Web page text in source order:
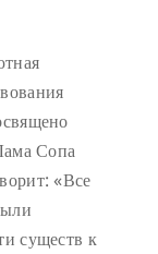
Сопа
«Все
существ к